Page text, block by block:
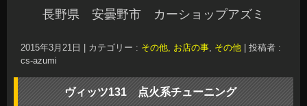
長野県 安曇野市 カーショップアズミ
2015年3月21日 カテゴリー : その他, お店の事, その他
投稿者 :
cs-azumi
ヴィッツ131 点火系チューニング